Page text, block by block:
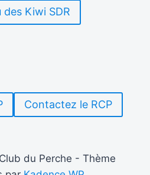
des Kiwi SDR
Contactez le RCP
du Perche - Thème